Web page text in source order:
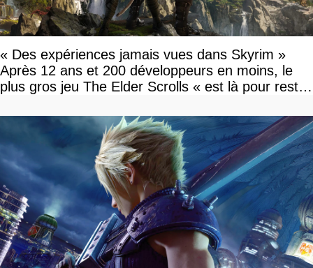
« Des expériences jamais vues dans Skyrim »
Après 12 ans et 200 développeurs en moins, le
plus gros jeu The Elder Scrolls « est là pour rester